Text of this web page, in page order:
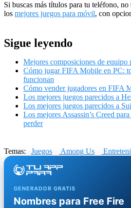
Si buscas más títulos para tu teléfono,
los mejores juegos para móvil, con
Sigue leyendo
Mejores composiciones de equipo
Cómo jugar FIFA Mobile en PC:
funcionan
Cómo vender jugadores en FIFA
Los mejores juegos parecidos a
Los mejores juegos parecidos a
Los mejores Assassin’s Creed
perder
Temas: Juegos Among Us
GENERADOR GRATIS
Nombres para Free Fire